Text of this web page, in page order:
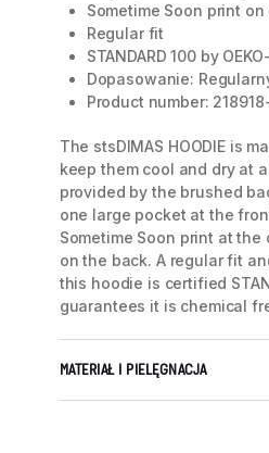
Sometime Soon print
Regular fit
STANDARD 100 by
Dopasowanie:
Product number:
The stsDIMAS HOODIE is
keep them cool and dry at
provided by the brushed
one large pocket at the
Sometime Soon print at
on the back. A regular fit
this hoodie is certified
guarantees it is chemical
MATERIAŁ I PIELĘGNACJA